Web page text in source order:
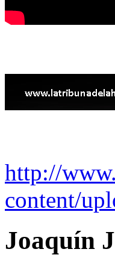
http://
content/
Joaquín